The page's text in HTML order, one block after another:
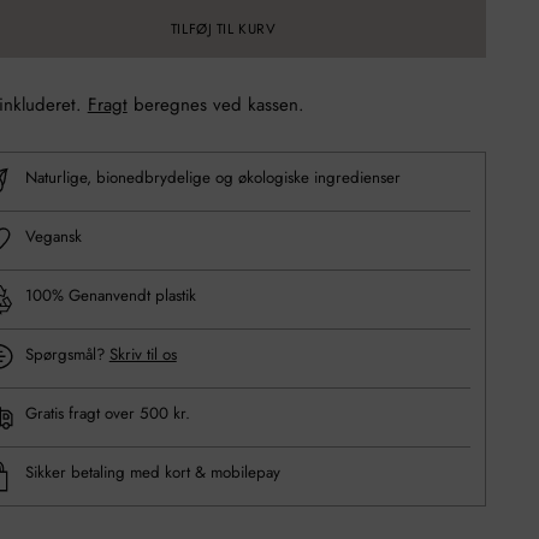
TILFØJ TIL KURV
Fragtberegnes ved kassen.
Naturlige, bionedbrydelige og økologiske ingredienser
Vegansk
100% Genanvendt plastik
Spørgsmål? Skriv til os
Gratis fragt over 500 kr.
Sikker betaling med kort & mobilepay